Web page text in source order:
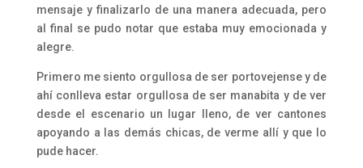
mensaje y finalizarlo de una manera adecuada, pero
al final se pudo notar que estaba muy emocionada y
alegre.
Primero me siento orgullosa de ser portovejense y de
ahí conlleva estar orgullosa de ser manabita y de ver
desde el escenario un lugar lleno, de ver cantones
apoyando a las demás chicas, de verme allí y que lo
pude hacer.